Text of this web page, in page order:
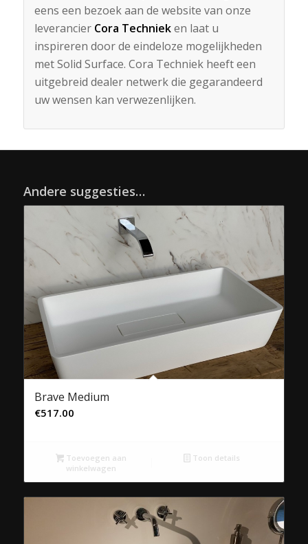
eens een bezoek aan de website van onze
leverancier Cora Technieken laat u
inspireren door de eindeloze mogelijkheden
met Solid Surface. Cora Techniek heeft een
uitgebreid dealer netwerk die gegarandeerd
uw wensen kan verwezenlijken.
Andere suggesties…
Brave Medium
€517.00
Toevoegen aan
winkelwagen
Toon details